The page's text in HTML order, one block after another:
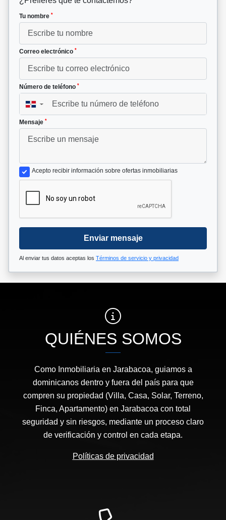
Tu nombre *
Correo electrónico *
Número de teléfono *
▼
Mensaje *
Acepto recibir información sobre ofertas inmobiliarias
Enviar mensaje
Al enviar tus datos aceptas los Términos de servicio y privacidad
QUIÉNES SOMOS
Como Inmobiliaria en Jarabacoa, guiamos a
dominicanos dentro y fuera del país para que
compren su propiedad (Villa, Casa, Solar, Terreno,
Finca, Apartamento) en Jarabacoa con total
seguridad y sin riesgos, mediante un proceso claro
de verificación y control en cada etapa.
Políticas de privacidad